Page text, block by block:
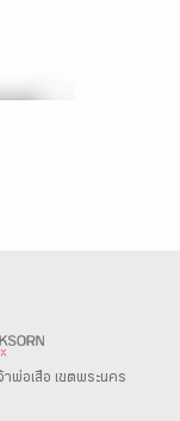
าพ่อเสือ เขตพระนคร